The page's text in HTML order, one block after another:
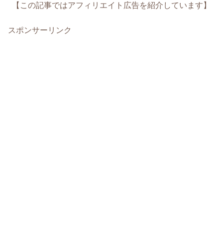
【この記事ではアフィリエイト広告を紹介しています】
スポンサーリンク